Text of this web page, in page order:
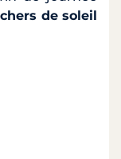
de soleil